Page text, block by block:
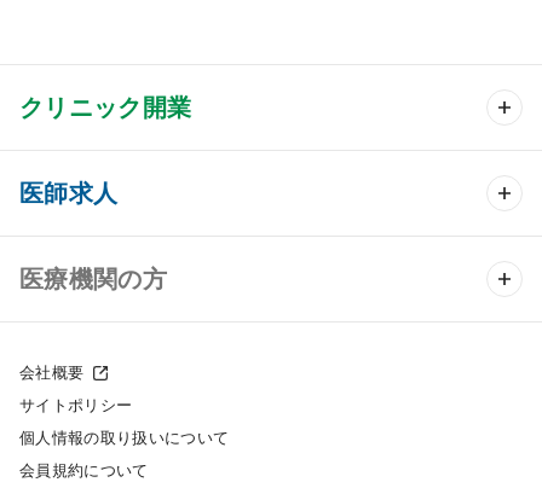
クリニック開業
クリニック開業 TOP
クリニック物件検索
クリニックの開業スタイル
クリニック開業までの流れ
医師求人
医師求人 TOP
常勤求人検索
非常勤求人検索
スポット求人検索
医療機関の方
採用をお考えの医療機関の方
会社概要
サイトポリシー
個人情報の取り扱いについて
会員規約について